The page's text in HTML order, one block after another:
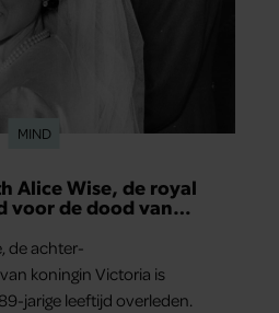
MIND
Alice Wise, de royal
voor de dood van
de achter-
koningin Victoria is
jarige leeftijd overleden.